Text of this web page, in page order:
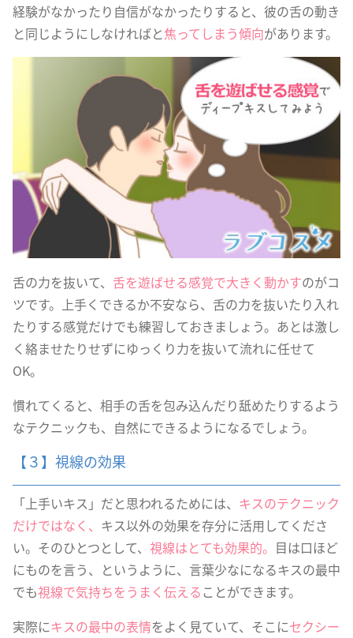
経験がなかったり自信がなかったりすると、彼の舌の動き
と同じようにしなければと焦ってしまう傾向があります。
舌の力を抜いて、 舌を遊ばせる感覚で大きく動かすのがコ
ツです。上手くできるか不安なら、舌の力を抜いたり入れ
たりする感覚だけでも練習しておきましょう。あとは激し
く絡ませたりせずにゆっくり力を抜いて流れに任せて
OK。
慣れてくると、相手の舌を包み込んだり舐めたりするよう
なテクニックも、自然にできるようになるでしょう。
【３】視線の効果
「上手いキス」だと思われるためには、 キスのテクニック
だけではなく、 キス以外の効果を存分に活用してくださ
い。そのひとつとして、 視線はとても効果的。 目は口ほど
にものを言う、というように、言葉少なになるキスの最中
でも視線で気持ちをうまく伝えることができます。
実際にキスの最中の表情をよく見ていて、そこにセクシー